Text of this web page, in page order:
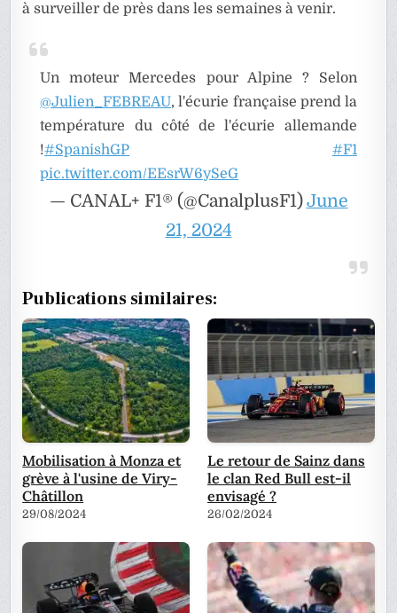
à surveiller de près dans les semaines à venir.
Un moteur Mercedes pour Alpine ? Selon
@Julien_FEBREAU, l'écurie française prend la
température du côté de l'écurie allemande
!#SpanishGP
#F1
pic.twitter.com/EEsrW6ySeG
— CANAL+ F1® (@CanalplusF1)June
21, 2024
Publications similaires:
Mobilisation à Monza et
grève à l'usine de Viry-
Châtillon
29/08/2024
Le retour de Sainz dans
le clan Red Bull est-il
envisagé ?
26/02/2024